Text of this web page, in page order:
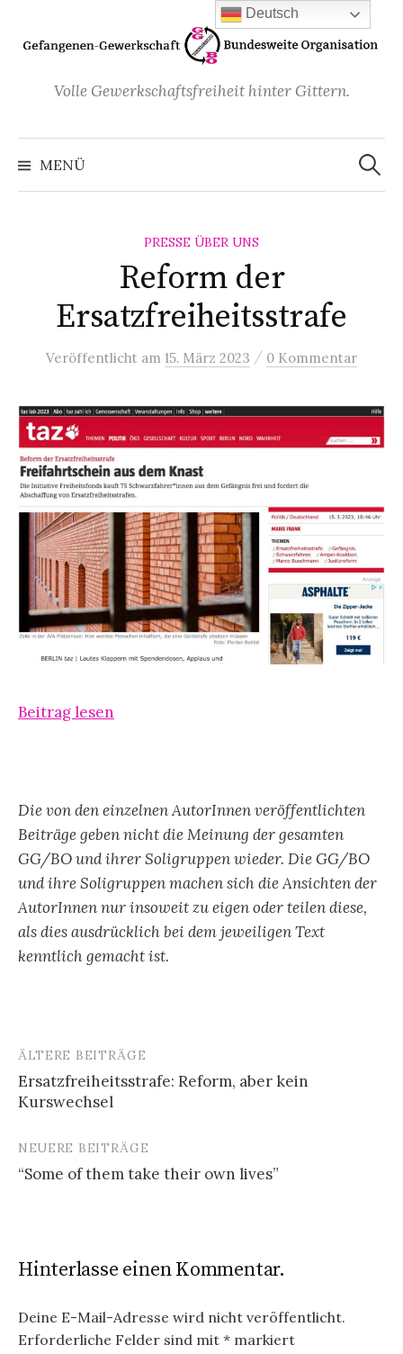
Inhalt
überspringen
Volle Gewerkschaftsfreiheit hinter Gittern.
MENÜ
Suchen
nach:
PRESSE ÜBER UNS
Reform der
Ersatzfreiheitsstrafe
Veröffentlicht am 15. März 2023 / 0 Kommentar
Beitrag lesen
Die von den einzelnen AutorInnen veröffentlichten
Beiträge geben nicht die Meinung der gesamten
GG/BO und ihrer Soligruppen wieder. Die GG/BO
und ihre Soligruppen machen sich die Ansichten der
AutorInnen nur insoweit zu eigen oder teilen diese,
als dies ausdrücklich bei dem jeweiligen Text
kenntlich gemacht ist.
Beitragsnavigation
ÄLTERE BEITRÄGE
Ersatzfreiheitsstrafe: Reform, aber kein
Kurswechsel
NEUERE BEITRÄGE
“Some of them take their own lives”
Hinterlasse einen Kommentar.
Deine E-Mail-Adresse wird nicht veröffentlicht.
Erforderliche Felder sind mit * markiert
Deutsch